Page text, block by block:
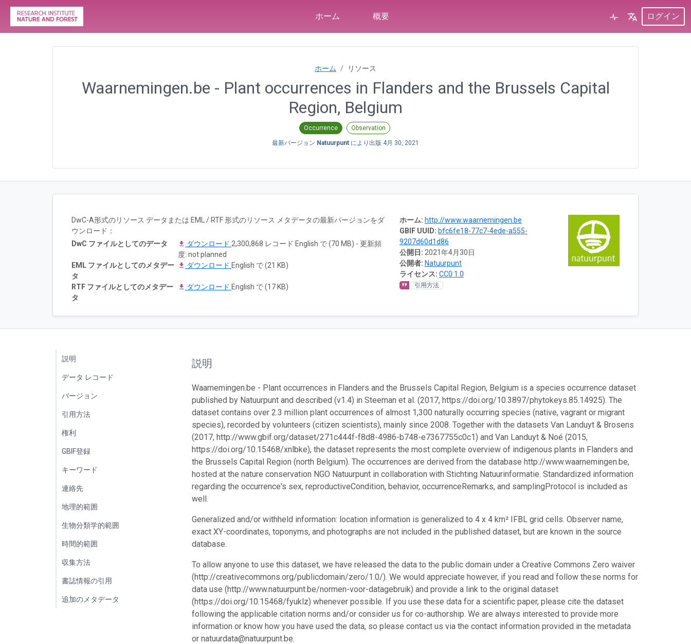
ホーム 概要 ログイン
ホーム リソース
Waarnemingen.be - Plant occurrences in Flanders and the Brussels Capital
Region, Belgium
Occurrence Observation
最新バージョン Natuurpunt により出版 4月 30, 2021
ホーム: http://www.waarnemingen.be
GBIF UUID: bfc6fe18-77c7-4ede-a555-
9207d60d1d86
公開日: 2021年4月30日
公開者: Natuurpunt
ライセンス: CC0 1.0
引用方法
DwC-A形式のリソース データまたは EML / RTF 形式のリソース メタデータの最新バージョンをダ
ウンロード：
DwC ファイルとしてのデータ
ダウンロード 2,300,868 レコード English で (70 MB) - 更新頻
度: not planned
EML ファイルとしてのメタデー
タ
ダウンロード English で (21 KB)
RTF ファイルとしてのメタデー
タ
ダウンロード English で (17 KB)
説明
データ レコード
バージョン
引用方法
権利
GBIF登録
キーワード
連絡先
地理的範囲
生物分類学的範囲
時間的範囲
収集方法
書誌情報の引用
追加のメタデータ
説明
Waarnemingen.be - Plant occurrences in Flanders and the Brussels Capital Region, Belgium is a species occurrence dataset
published by Natuurpunt and described (v1.4) in Steeman et al. (2017, https://doi.org/10.3897/phytokeys.85.14925). The
dataset contains over 2.3 million plant occurrences of almost 1,300 naturally occurring species (native, vagrant or migrant
species), recorded by volunteers (citizen scientists), mainly since 2008. Together with the datasets Van Landuyt & Brosens
(2017, http://www.gbif.org/dataset/271c444f-f8d8-4986-b748-e7367755c0c1) and Van Landuyt & Noé (2015,
https://doi.org/10.15468/xnlbke), the dataset represents the most complete overview of indigenous plants in Flanders and
the Brussels Capital Region (north Belgium). The occurrences are derived from the database http://www.waarnemingen.be,
hosted at the nature conservation NGO Natuurpunt in collaboration with Stichting Natuurinformatie. Standardized information
regarding the occurrence's sex, reproductiveCondition, behavior, occurrenceRemarks, and samplingProtocol is included as
well.
Generalized and/or withheld information: location information is generalized to 4 x 4 km² IFBL grid cells. Observer name,
exact XY-coordinates, toponyms, and photographs are not included in the published dataset, but are known in the source
database.
To allow anyone to use this dataset, we have released the data to the public domain under a Creative Commons Zero waiver
(http://creativecommons.org/publicdomain/zero/1.0/). We would appreciate however, if you read and follow these norms for
data use (http://www.natuurpunt.be/normen-voor-datagebruik) and provide a link to the original dataset
(https://doi.org/10.15468/fyuklz) whenever possible. If you use these data for a scientific paper, please cite the dataset
following the applicable citation norms and/or consider us for co-authorship. We are always interested to provide more
information or know how you have used the data, so please contact us via the contact information provided in the metadata
or natuurdata@natuurpunt.be.